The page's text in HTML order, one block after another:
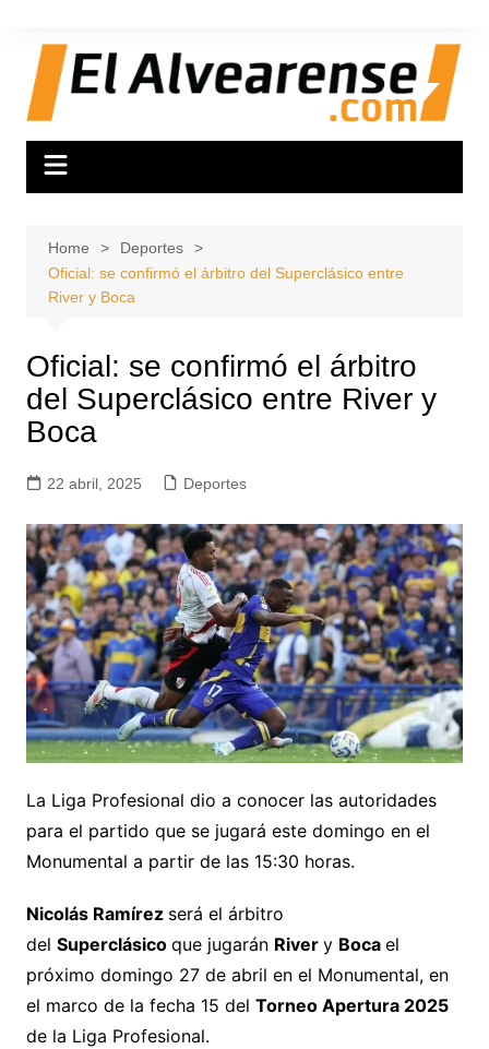
content
Home
Deportes
Oficial: se confirmó el árbitro del Superclásico entre
River y Boca
Oficial: se confirmó el árbitro
del Superclásico entre River y
Boca
22 abril, 2025 Deportes
La Liga Profesional dio a conocer las autoridades
para el partido que se jugará este domingo en el
Monumental a partir de las 15:30 horas.
Nicolás Ramírez será el árbitro
del Superclásico que jugarán River y Boca el
próximo domingo 27 de abril en el Monumental, en
el marco de la fecha 15 del Torneo Apertura 2025
de la Liga Profesional.